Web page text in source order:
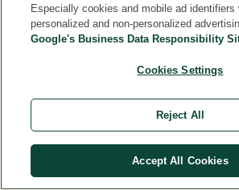
recensione
un
effettivamente
Especially cookies and mobile ad identifiers
personalized and non-personalized
Google's Business Data Responsibility
Cookies Settings
Reject All
Accept All Cookies